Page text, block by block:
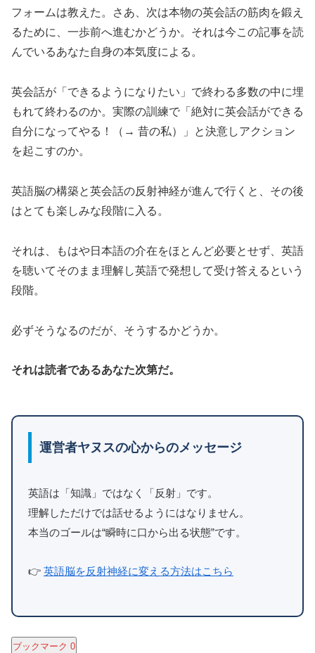
フォームは教えた。さあ、次は本物の英会話の筋肉を鍛え
るために、一歩前へ進むかどうか。それは今この記事を読
んでいるあなた自身の本気度による。
英会話が「できるようになりたい」で終わる多数の中に埋
もれて終わるのか。実際の訓練で「絶対に英会話ができる
自分になってやる！（→ 昔の私）」と決意しアクション
を起こすのか。
英語脳の構築と英会話の反射神経が進んで行くと、その後
はとても楽しみな段階に入る。
それは、もはや日本語の介在をほとんど必要とせず、英語
を聴いてそのまま理解し英語で発想して受け答えるという
段階。
必ずそうなるのだが、そうするかどうか。
それは読者であるあなた次第だ。
運営者ヤヌスの心からのメッセージ
英語は「知識」ではなく「反射」です。
理解しただけでは話せるようにはなりません。
本当のゴールは“瞬時に口から出る状態”です。
👉 英語脳を反射神経に変える方法はこちら
ブックマーク 0